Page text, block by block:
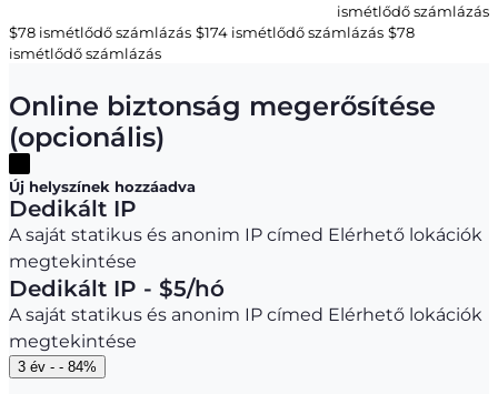
ismétlődő számlázás
$78 ismétlődő számlázás $174 ismétlődő számlázás $78
ismétlődő számlázás
Online biztonság megerősítése
(opcionális)
Új helyszínek hozzáadva
Dedikált IP
A saját statikus és anonim IP címed Elérhető lokációk
megtekintése
Dedikált IP - $5/hó
A saját statikus és anonim IP címed Elérhető lokációk
megtekintése
3 év - - 84%